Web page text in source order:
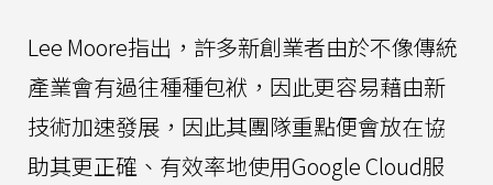
Lee Moore指出，許多新創業者由於不像傳統
產業會有過往種種包袱，因此更容易藉由新
技術加速發展，因此其團隊重點便會放在協
助其更正確、有效率地使用Google Cloud服